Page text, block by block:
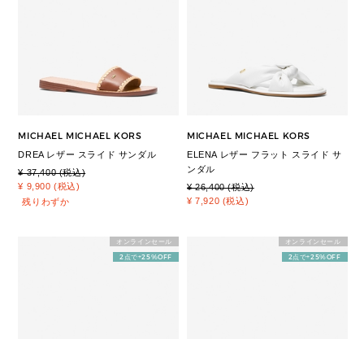
MICHAEL MICHAEL KORS
DREA レザー スライド サンダル
¥ 37,400 (税込)
¥ 9,900 (税込)
残りわずか
MICHAEL MICHAEL KORS
ELENA レザー フラット スライド サ
ンダル
¥ 26,400 (税込)
¥ 7,920 (税込)
オンラインセール
2点で+25%OFF
オンラインセール
2点で+25%OFF